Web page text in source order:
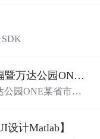
制策略，确保在
持母线电压稳
型，验证了控制策
能质量水平。; 适
能源系统基础知识
员，以及从事光伏
光伏直流微网系统
48V直流微网的电
（共89页PPT）遇见下一站幸福暨万达公园ONE某省市热气球生活艺术节活动策划方案.pptx
公园ONE某省市热
设计Matlab】